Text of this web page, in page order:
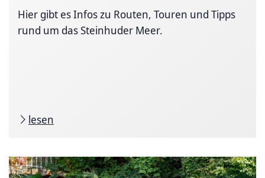
Hier gibt es Infos zu Routen, Touren und Tipps
rund um das Steinhuder Meer.
lesen